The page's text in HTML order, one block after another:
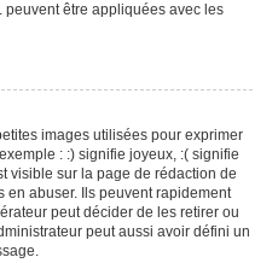
peuvent être appliquées avec les
images utilisées pour exprimer
: :) signifie joyeux, :( signifie
visible sur la page de rédaction de
en abuser. Ils peuvent rapidement
peut décider de les retirer ou
peut aussi avoir défini un